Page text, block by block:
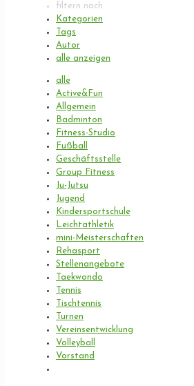
filtern nach
Kategorien
Tags
Autor
alle anzeigen
alle
Active&Fun
Allgemein
Badminton
Fitness-Studio
Fußball
Geschäftsstelle
Group Fitness
Ju-Jutsu
Jugend
Kindersportschule
Leichtathletik
mini-Meisterschaften
Rehasport
Stellenangebote
Taekwondo
Tennis
Tischtennis
Turnen
Vereinsentwicklung
Volleyball
Vorstand